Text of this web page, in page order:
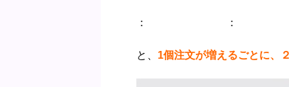
： ：
と、 1個注文が増えるごとに、 ２